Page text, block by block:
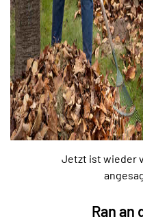
Jetzt ist wieder
Ran an